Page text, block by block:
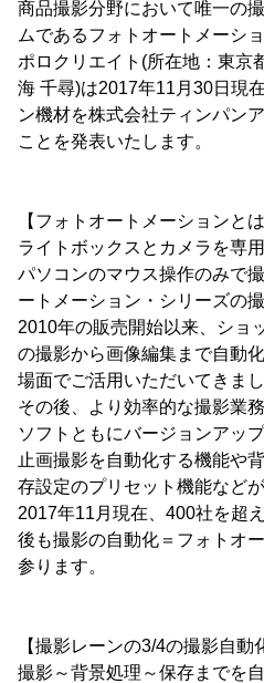
商品撮影分野において唯一の
ムであるフォトオートメーシ
ポロクリエイト(所在地：東京
海 千尋)は2017年11月30日現
ン機材を株式会社ティンパン
ことを発表いたします。
【フォトオートメーションとは
ライトボックスとカメラを専
パソコンのマウス操作のみで
ートメーション・シリーズの
2010年の販売開始以来、ショ
の撮影から画像編集まで自動
場面でご活用いただいてきまし
その後、より効率的な撮影業
ソフトともにバージョンアッ
止画撮影を自動化する機能や
存設定のプリセット機能など
2017年11月現在、400社を超
後も撮影の自動化＝フォトオ
参ります。
【撮影レーンの3/4の撮影自動
撮影～背景処理～保存までを